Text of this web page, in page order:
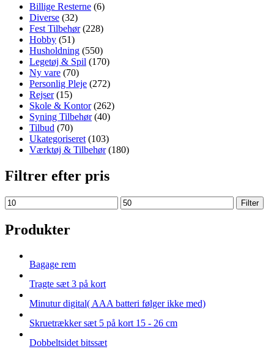
Billige Resterne (6)
Diverse (32)
Fest Tilbehør (228)
Hobby (51)
Husholdning (550)
Legetøj & Spil (170)
Ny vare (70)
Personlig Pleje (272)
Rejser (15)
Skole & Kontor (262)
Syning Tilbehør (40)
Tilbud (70)
Ukategoriseret (103)
Værktøj & Tilbehør (180)
Filtrer efter pris
Min
price
Max
price
Filter
Produkter
Bagage rem
Tragte sæt 3 på kort
Minutur digital( AAA batteri følger ikke med)
Skruetrækker sæt 5 på kort 15 - 26 cm
Dobbeltsidet bitssæt